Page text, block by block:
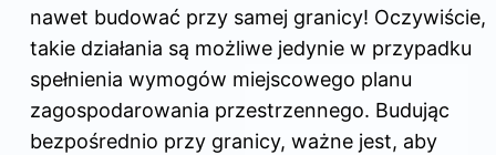
nawet budować przy samej granicy! Oczywiście,
takie działania są możliwe jedynie w przypadku
spełnienia wymogów miejscowego planu
zagospodarowania przestrzennego. Budując
bezpośrednio przy granicy, ważne jest, aby